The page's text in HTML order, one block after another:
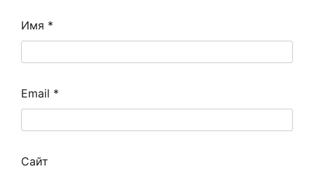
Имя *
Email *
Сайт